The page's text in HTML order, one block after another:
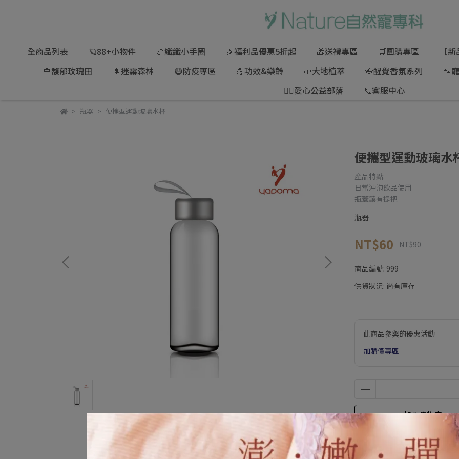
全商品列表 🪐88+小物件 📿纖纖小手圈 🎉福利品優惠5折起 🎁送禮專區 🛒團購專區
【
🌹馥郁玫瑰田
🌲迷霧森林 😷防疫專區 💪功效&樂齡 🌱大地植萃 🌺醒覺香氛系列
🐾
🦸‍♂愛心公益部落
📞客服中心
瓶器 便攜型運動玻璃水杯
便攜型運動玻璃水
產品特點:
日常沖泡飲品使用
瓶蓋鑲有提把
瓶器
NT$60 NT$90
商品編號: 999
供貨狀況: 尚有庫存
此商品參與的優惠活動
加購價專區
加入購物車